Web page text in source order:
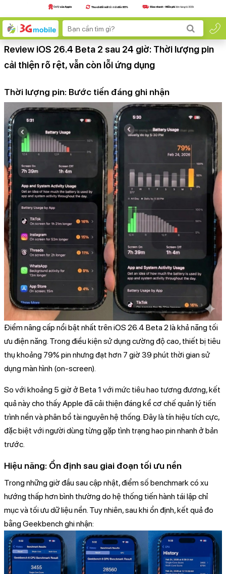
Review iOS 26.4 Beta 2 sau 24 giờ: Thời lượng pin
cải thiện rõ rệt, vẫn còn lỗi ứng dụng
Thời lượng pin: Bước tiến đáng ghi nhận
Điểm nâng cấp nổi bật nhất trên iOS 26.4 Beta 2 là khả năng tối
ưu điện năng. Trong điều kiện sử dụng cường độ cao, thiết bị tiêu
thụ khoảng 79% pin nhưng đạt hơn 7 giờ 39 phút thời gian sử
dụng màn hình (on-screen).
So với khoảng 5 giờ ở Beta 1 với mức tiêu hao tương đương, kết
quả này cho thấy Apple đã cải thiện đáng kể cơ chế quản lý tiến
trình nền và phân bổ tài nguyên hệ thống. Đây là tín hiệu tích cực,
đặc biệt với người dùng từng gặp tình trạng hao pin nhanh ở bản
trước.
Hiệu năng: Ổn định sau giai đoạn tối ưu nền
Trong những giờ đầu sau cập nhật, điểm số benchmark có xu
hướng thấp hơn bình thường do hệ thống tiến hành tái lập chỉ
mục và tối ưu dữ liệu nền. Tuy nhiên, sau khi ổn định, kết quả đo
bằng Geekbench ghi nhận: